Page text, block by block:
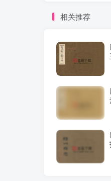
相关推荐